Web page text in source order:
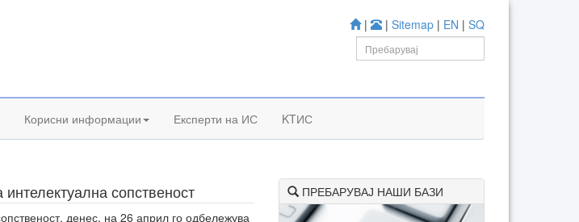
| | Sitemap | EN | SQ
Корисни информации Експерти на ИС KTИС
сопственост
денес, на 26 април го одбележува
ПРЕБАРУВАЈ НАШИ БАЗИ